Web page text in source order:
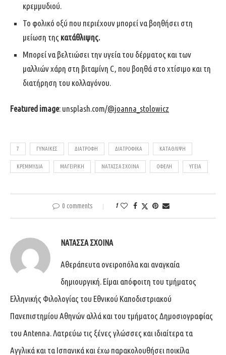
κρεμμυδιού.
Το φολικό οξύ που περιέχουν μπορεί να βοηθήσει στη
μείωση της κατάθλιψης.
Μπορεί να βελτιώσει την υγεία του δέρματος και των
μαλλιών χάρη στη βιταμίνη C, που βοηθά στο χτίσιμο και τη
διατήρηση του κολλαγόνου.
Featured image: unsplash.com/@joanna_stolowicz
7 ΓΥΝΑΊΚΕΣ ΔΙΑΤΡΟΦΉ ΔΙΑΤΡΟΦΙΚΆ ΚΑΤΑΘΛΙΨΗ
ΚΡΕΜΜΎΔΙΑ ΜΑΓΕΙΡΙΚΉ ΝΑΤΆΣΣΑ ΣΧΟΙΝΆ ΟΦΈΛΗ ΥΓΕΊΑ
0 comments 1
ΝΑΤΆΣΣΑ ΣΧΟΙΝΆ
Αθεράπευτα ονειροπόλα και αναγκαία
δημιουργική. Είμαι απόφοιτη του τμήματος
Ελληνικής Φιλολογίας του Εθνικού Καποδιστριακού
Πανεπιστημίου Αθηνών αλλά και του τμήματος Δημοσιογραφίας
του Antenna. Λατρεύω τις ξένες γλώσσες και ιδιαίτερα τα
Αγγλικά και τα Ισπανικά και έχω παρακολουθήσει ποικίλα